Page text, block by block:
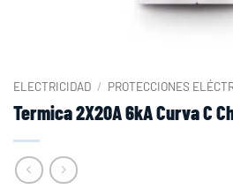
ELECTRICIDAD / PROTECCIONES
Termica 2X20A 6kA Curva C